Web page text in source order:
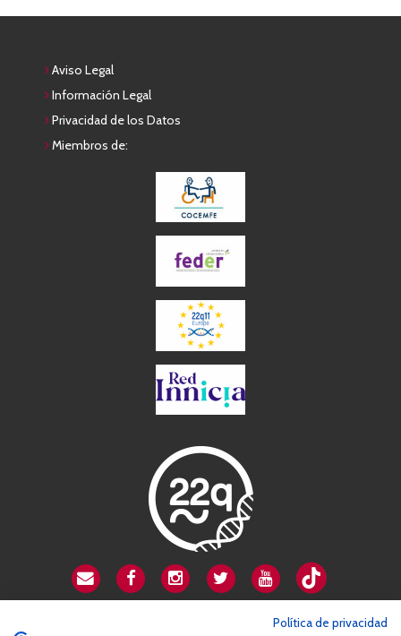
Aviso Legal
Información Legal
Privacidad de los Datos
Miembros de:
Política de privacidad